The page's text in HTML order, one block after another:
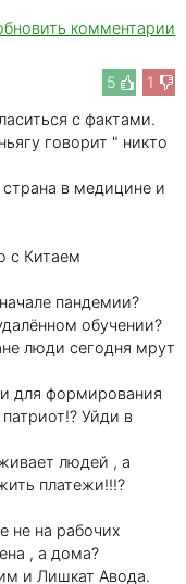
комментарии
5 1
с фактами.
говорит " никто
в медицине и
с Китаем
пандемии?
обучении?
люди сегодня мрут
для формирования
Уйди в
людей , а
платежи!!!?
не на рабочих
, а дома?
и Лишкат Авода.